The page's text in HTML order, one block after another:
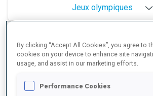
Jeux olympiques
By clicking “Accept All Cookies”, you agree to
cookies on your device to enhance site
usage, and assist in our marketing efforts.
Performance Cookies